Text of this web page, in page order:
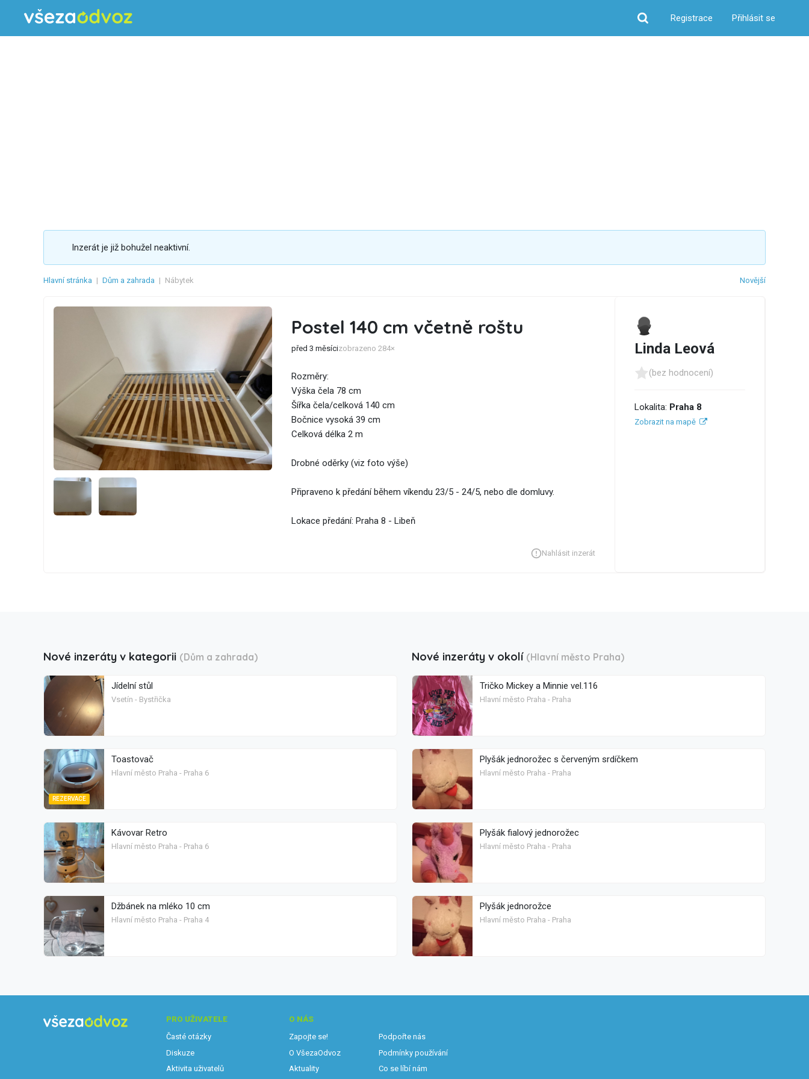
Hledat
Registrace Přihlásit se
Inzerát je již bohužel neaktivní.
Hlavní stránka | Dům a zahrada | Nábytek Novější
Postel 140 cm včetně roštu
před 3 měsícizobrazeno 284×
Rozměry:
Výška čela 78 cm
Šířka čela/celková 140 cm
Bočnice vysoká 39 cm
Celková délka 2 m
Drobné oděrky (viz foto výše)
Připraveno k předání během víkendu 23/5 - 24/5, nebo dle domluvy.
Lokace předání: Praha 8 - Libeň
Nahlásit inzerát
Linda Leová
(bez hodnocení)
Lokalita: Praha 8
Zobrazit na mapě
Nové inzeráty v kategorii (Dům a zahrada)
Jídelní stůl
Vsetín - Bystřička
REZERVACE
Toastovač
Hlavní město Praha - Praha 6
Kávovar Retro
Hlavní město Praha - Praha 6
Džbánek na mléko 10 cm
Hlavní město Praha - Praha 4
Nové inzeráty v okolí (Hlavní město Praha)
Tričko Mickey a Minnie vel.116
Hlavní město Praha - Praha
Plyšák jednorožec s červeným srdíčkem
Hlavní město Praha - Praha
Plyšák fialový jednorožec
Hlavní město Praha - Praha
Plyšák jednorožce
Hlavní město Praha - Praha
PRO UŽIVATELE
Časté otázky
Diskuze
Aktivita uživatelů
O NÁS
Zapojte se!
O VšezaOdvoz
Aktuality
Podpořte nás
Podmínky používání
Co se líbí nám